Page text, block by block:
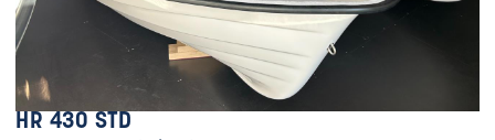
HR 430 STD